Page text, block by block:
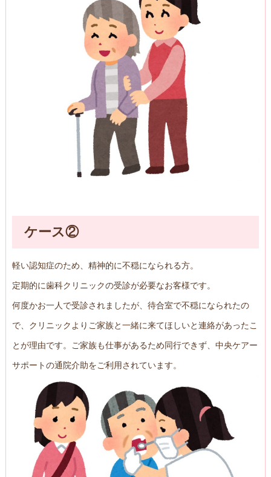
ケース②
軽い認知症のため、精神的に不穏になられる方。
定期的に歯科クリニックの受診が必要なお客様です。
何度かお一人で受診されましたが、待合室で不穏になられたの
で、クリニックよりご家族と一緒に来てほしいと連絡があったこ
とが理由です。ご家族も仕事があるため同行できず、中央ケアー
サポートの通院介助をご利用されています。